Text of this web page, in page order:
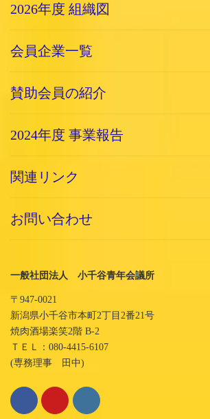
2026年度 組織図
会員企業一覧
賛助会員の紹介
2024年度 事業報告
関連リンク
お問い合わせ
一般社団法人 小千谷青年会議所
〒947-0021
新潟県小千谷市本町2丁目2番21号
焼肉酒場楽笑2階 B-2
ＴＥＬ：080-4415-6107
(専務理事 田中)